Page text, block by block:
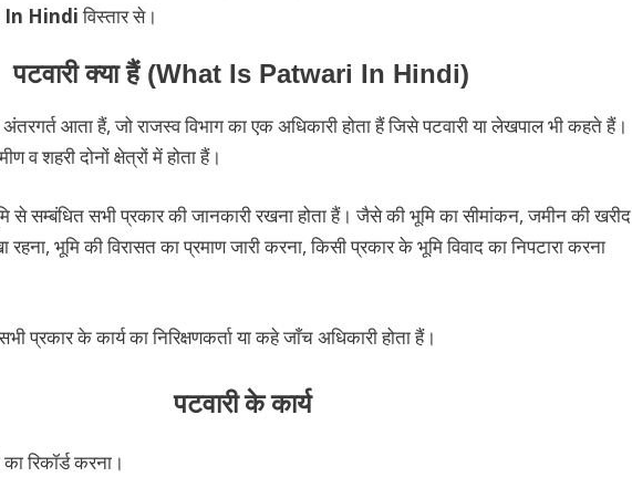
In Hindiविस्तार से।
पटवारी क्या हैं (What Is Patwari In Hindi)
अंतरगर्त आता हैं, जो राजस्व विभाग का एक अधिकारी होता हैं जिसे पटवारी या लेखपाल भी कहते हैं।
व शहरी दोनों क्षेत्रों में होता हैं।
से सम्बंधित सभी प्रकार की जानकारी रखना होता हैं। जैसे की भूमि का सीमांकन, जमीन की खरीद
भूमि की विरासत का प्रमाण जारी करना, किसी प्रकार के भूमि विवाद का निपटारा करना
प्रकार के कार्य का निरिक्षणकर्ता या कहे जाँच अधिकारी होता हैं।
पटवारी के कार्य
रिकॉर्ड करना।